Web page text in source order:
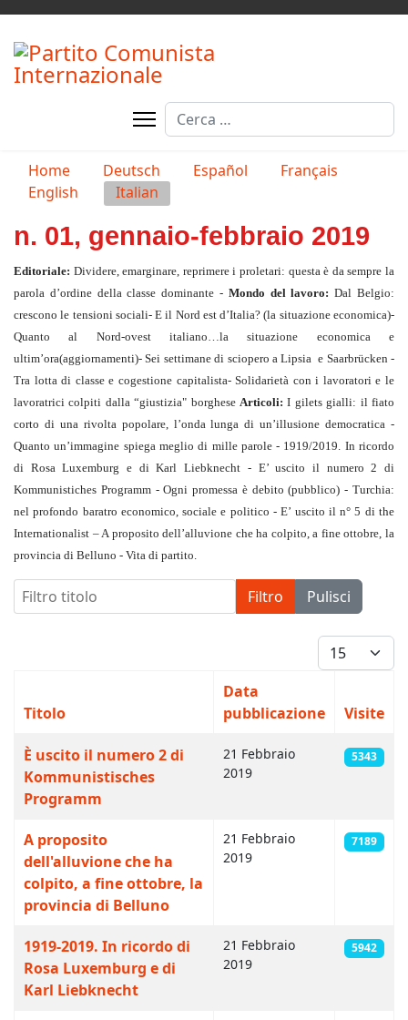
Cerca
Seleziona la tua lingua
Home Deutsch Español
Français
English
Italian
n. 01, gennaio-febbraio 2019
Editoriale: Dividere, emarginare, reprimere i proletari: questa è da sempre la
parola d’ordine della classe dominante - Mondo del lavoro:Dal Belgio:
crescono le tensioni sociali- E il Nord est d’Italia? (la situazione economica)-
Quanto al Nord-ovest italiano…la situazione economica e
ultim’ora(aggiornamenti)- Sei settimane di sciopero a Lipsia e Saarbrücken -
Tra lotta di classe e cogestione capitalista- Solidarietà con i lavoratori e le
lavoratrici colpiti dalla “giustizia" borghese Articoli: I gilets gialli: il fiato
corto di una rivolta popolare, l’onda lunga di un’illusione democratica -
Quanto un’immagine spiega meglio di mille parole - 1919/2019. In ricordo
di Rosa Luxemburg e di Karl Liebknecht - E’ uscito il numero 2 di
Kommunistiches Programm - Ogni promessa è debito (pubblico) - Turchia:
nel profondo baratro economico, sociale e politico - E’ uscito il n° 5 di the
Internationalist – A proposito dell’alluvione che ha colpito, a fine ottobre, la
provincia di Belluno - Vita di partito.
Filtro titolo Filtro Pulisci
Visualizza #
Articoli
Titolo
Data
pubblicazione
Visite
È uscito il numero 2 di
Kommunistisches
Programm
21 Febbraio
2019
5343
A proposito
dell'alluvione che ha
colpito, a fine ottobre, la
provincia di Belluno
21 Febbraio
2019
7189
1919-2019. In ricordo di
Rosa Luxemburg e di
Karl Liebknecht
21 Febbraio
2019
5942